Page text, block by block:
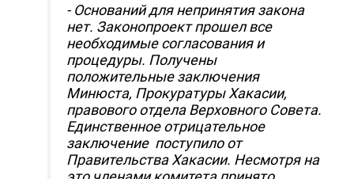
- Оснований для непринятия закона
нет. Законопроект прошел все
необходимые согласования и
процедуры. Получены
положительные заключения
Минюста, Прокуратуры Хакасии,
правового отдела Верховного Совета.
Единственное отрицательное
заключение поступило от
Правительства Хакасии. Несмотря на